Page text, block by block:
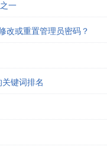
一
改或重置管理员密码？
键词排名